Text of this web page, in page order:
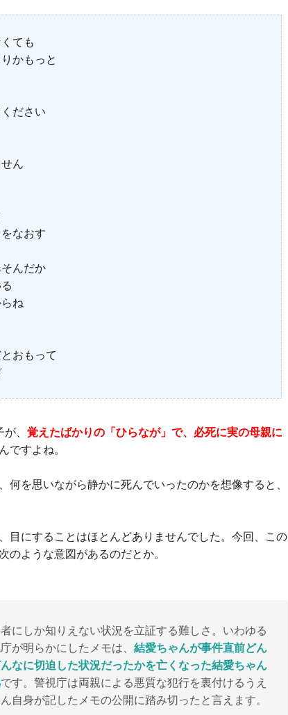
ても
かもっと
ださい
ん
なおす
んだか
ね
おもって
、 覚えたばかりの「ひらなが」で、必死に実の母親に
ですよね。
何を思いながら静かに死んでいったのかを想像すると、
目にすることはほとんどありませんでした。今回、この
のような意図があるのだとか。
にしか知りえない状況を立証する難しさ。いわゆる
が明らかにしたメモは、 結愛ちゃんが事件直前どん
なに切迫した状況だったかを亡くなった結愛ちゃん
です。警視庁は両親による悪質な犯行を裏付けるうえ
自身が記したメモの公開に踏み切ったと言えます。